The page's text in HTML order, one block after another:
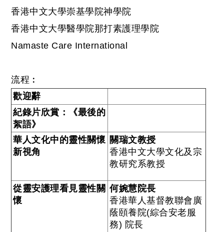
香港中文大學崇基學院神學院
香港中文大學醫學院那打素護理學院
Namaste Care International
流程︰
歡迎辭
紀錄片欣賞：《最後的
絮語》
華人文化中的靈性關懷
新視角
關瑞文教授
香港中文大學文化及宗
教研究系教授
從靈安護理看見靈性關
懷
何婉慧院長
香港華人基督教聯會廣
蔭頤養院(綜合安老服
務) 院長